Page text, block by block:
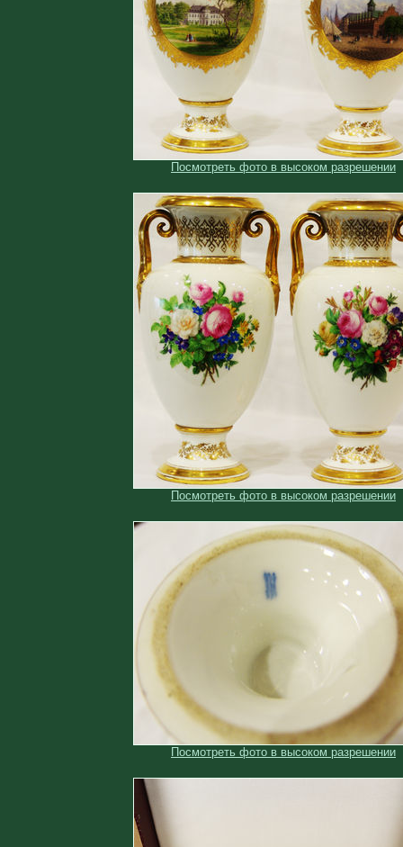
Посмотреть фото в высоком разрешении
Посмотреть фото в высоком разрешении
Посмотреть фото в высоком разрешении